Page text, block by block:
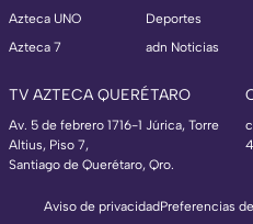
Azteca UNO
Azteca 7
Deportes
adn Noticias
TV AZTECA QUERÉTARO
Av. 5 de febrero 1716-1 Júrica, Torre
Altius, Piso 7,
Santiago de Querétaro, Qro.
Aviso de privacidadPreferencias